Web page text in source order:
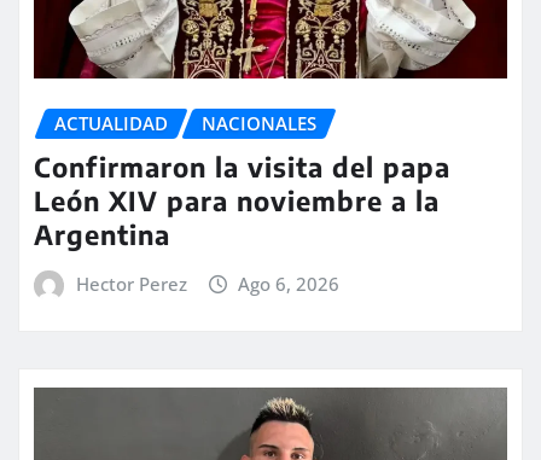
ACTUALIDAD NACIONALES
Confirmaron la visita del papa
León XIV para noviembre a la
Argentina
Hector Perez Ago 6, 2026